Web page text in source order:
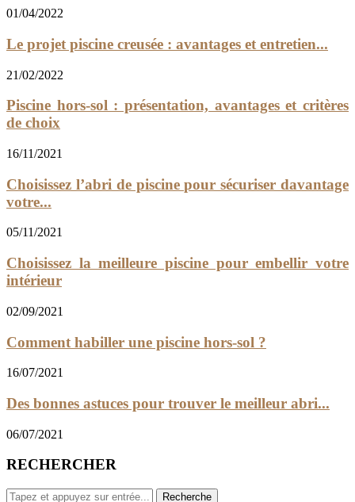
01/04/2022
Le projet piscine creusée : avantages et entretien...
21/02/2022
Piscine hors-sol : présentation, avantages et critères
de choix
16/11/2021
Choisissez l’abri de piscine pour sécuriser davantage
votre...
05/11/2021
Choisissez la meilleure piscine pour embellir votre
intérieur
02/09/2021
Comment habiller une piscine hors-sol ?
16/07/2021
Des bonnes astuces pour trouver le meilleur abri...
06/07/2021
RECHERCHER